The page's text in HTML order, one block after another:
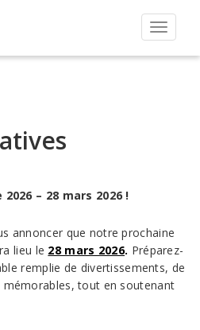
– 28 mars 2026 !
annoncer que notre prochaine
lieu le 28 mars 2026. Préparez-
remplie de divertissements, de
tout en soutenant